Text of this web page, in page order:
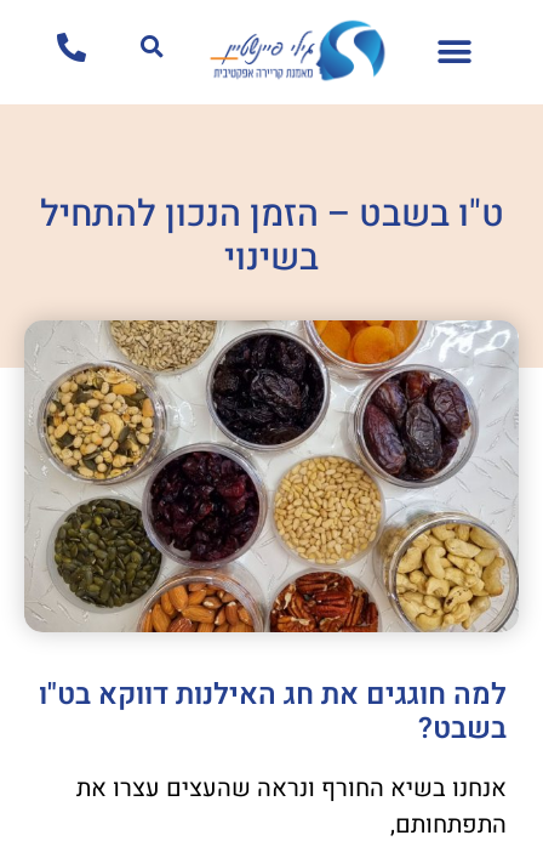
ט"ו בשבט – הזמן הנכון להתחיל
בשינוי
למה חוגגים את חג האילנות דווקא בט"ו
בשבט?
אנחנו בשיא החורף ונראה שהעצים עצרו את
התפתחותם,